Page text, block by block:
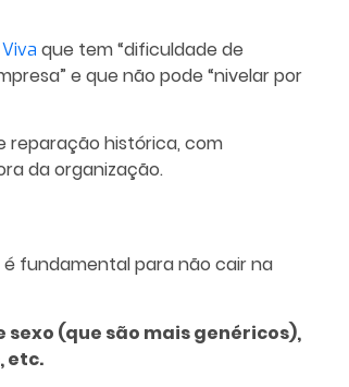
que tem “dificuldade de
e que não pode “nivelar por
reparação histórica, com
da organização.
fundamental para não cair na
(que são mais genéricos),
etc.